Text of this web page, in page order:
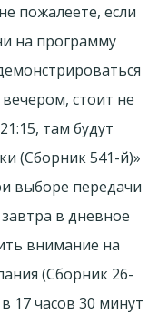
пожалеете, если
на программу
стоит не
там будут
(Сборник 541-й)»
выборе передачи
в дневное
внимание на
(Сборник 26-
17 часов 30 минут